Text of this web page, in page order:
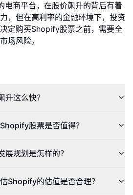
电商平台，在股价飙升的背后有着
，但在高利率的金融环境下，投资
定购买Shopify股票之前，需要全
场风险。
这么快？
股票是否值得？
规划是怎样的？
Shopify的估值是否合理？